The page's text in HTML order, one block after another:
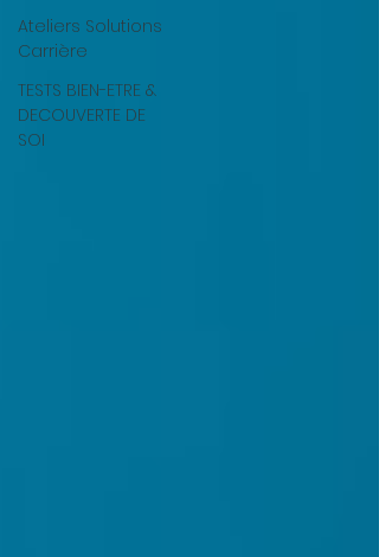
Ateliers Solutions
Carrière
TESTS BIEN-ETRE &
DECOUVERTE DE
SOI